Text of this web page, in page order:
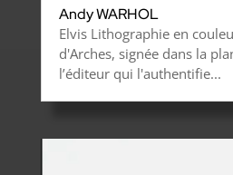
Andy WARHOL
Elvis Lithographie en
d'Arches, signée dans la
l’éditeur qui l'authentifie...